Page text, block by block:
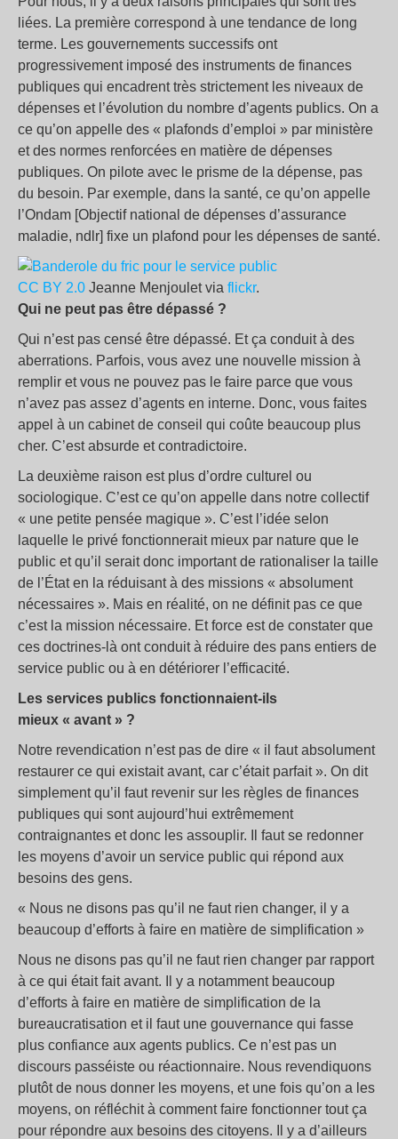
liées. La première correspond à une tendance de long
terme. Les gouvernements successifs ont
progressivement imposé des instruments de finances
publiques qui encadrent très strictement les niveaux de
dépenses et l’évolution du nombre d’agents publics. On a
ce qu’on appelle des « plafonds d’emploi » par ministère
et des normes renforcées en matière de dépenses
publiques. On pilote avec le prisme de la dépense, pas
du besoin. Par exemple, dans la santé, ce qu’on appelle
l’Ondam [Objectif national de dépenses d’assurance
maladie, ndlr] fixe un plafond pour les dépenses de santé.
CC BY 2.0 Jeanne Menjoulet via flickr.
Qui ne peut pas être dépassé ?
Qui n’est pas censé être dépassé. Et ça conduit à des
aberrations. Parfois, vous avez une nouvelle mission à
remplir et vous ne pouvez pas le faire parce que vous
n’avez pas assez d’agents en interne. Donc, vous faites
appel à un cabinet de conseil qui coûte beaucoup plus
cher. C’est absurde et contradictoire.
La deuxième raison est plus d’ordre culturel ou
sociologique. C’est ce qu’on appelle dans notre collectif
« une petite pensée magique ». C’est l’idée selon
laquelle le privé fonctionnerait mieux par nature que le
public et qu’il serait donc important de rationaliser la taille
de l’État en la réduisant à des missions « absolument
nécessaires ». Mais en réalité, on ne définit pas ce que
c’est la mission nécessaire. Et force est de constater que
ces doctrines-là ont conduit à réduire des pans entiers de
service public ou à en détériorer l’efficacité.
Les services publics fonctionnaient-ils
mieux « avant » ?
Notre revendication n’est pas de dire « il faut absolument
restaurer ce qui existait avant, car c’était parfait ». On dit
simplement qu’il faut revenir sur les règles de finances
publiques qui sont aujourd’hui extrêmement
contraignantes et donc les assouplir. Il faut se redonner
les moyens d’avoir un service public qui répond aux
besoins des gens.
« Nous ne disons pas qu’il ne faut rien changer, il y a
beaucoup d’efforts à faire en matière de simplification »
Nous ne disons pas qu’il ne faut rien changer par rapport
à ce qui était fait avant. Il y a notamment beaucoup
d’efforts à faire en matière de simplification de la
bureaucratisation et il faut une gouvernance qui fasse
plus confiance aux agents publics. Ce n’est pas un
discours passéiste ou réactionnaire. Nous revendiquons
plutôt de nous donner les moyens, et une fois qu’on a les
moyens, on réfléchit à comment faire fonctionner tout ça
pour répondre aux besoins des citoyens. Il y a d’ailleurs